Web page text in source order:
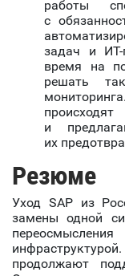
работы
с
задач и ИТ-
время на
решать
и
их
Резюме
Уход SAP из
замены одной
продолжают